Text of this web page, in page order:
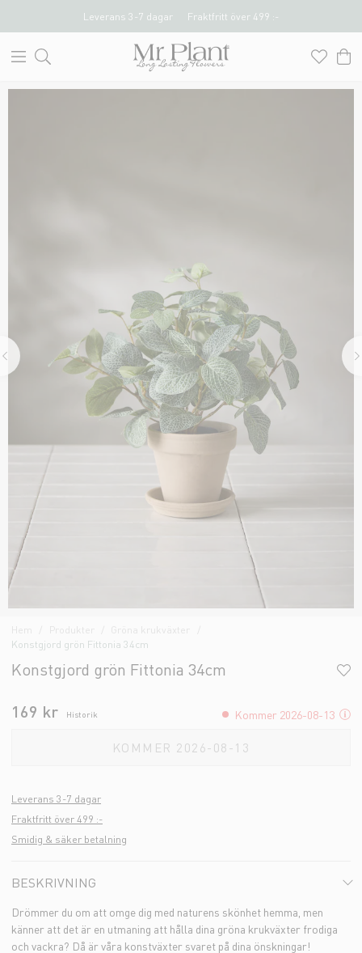
Leverans 3-7 dagar Fraktfritt över 499 :-
Hem Produkter
Gröna krukväxter
Konstgjord grön Fittonia 34cm
Konstgjord grön Fittonia 34cm
169 kr Historik Kommer 2026-08-13
KOMMER 2026-08-13
Leverans 3-7 dagar
Fraktfritt över 499 :-
Smidig & säker betalning
BESKRIVNING
Drömmer du om att omge dig med naturens skönhet hemma, men
känner att det är en utmaning att hålla dina gröna krukväxter frodiga
och vackra? Då är våra konstväxter svaret på dina önskningar!